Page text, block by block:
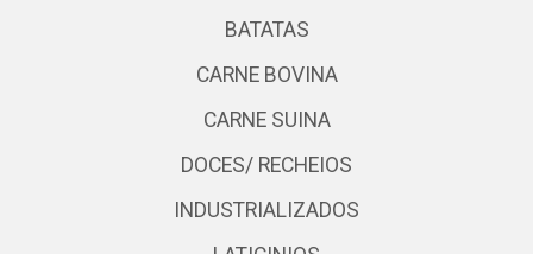
BATATAS
CARNE BOVINA
CARNE SUINA
DOCES/ RECHEIOS
INDUSTRIALIZADOS